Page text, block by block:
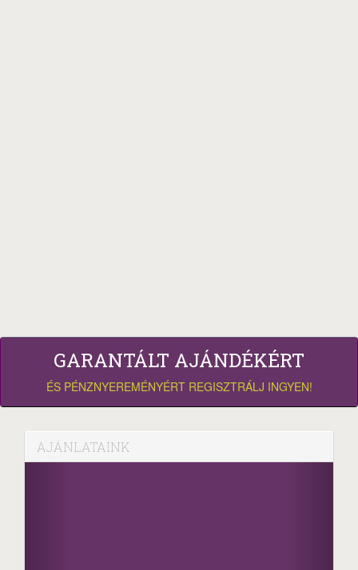
GARANTÁLT AJÁNDÉKÉRT
ÉS PÉNZNYEREMÉNYÉRT REGISZTRÁLJ INGYEN!
AJÁNLATAINK